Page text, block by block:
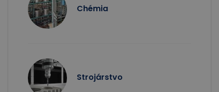
Chémia
Strojárstvo